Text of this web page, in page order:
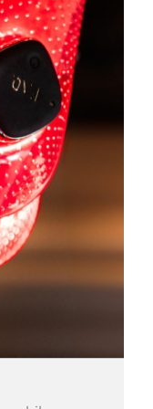
prevista8/14/26
prevista
prevista
prevista
prevista 8/12/26
prevista 8/16/26